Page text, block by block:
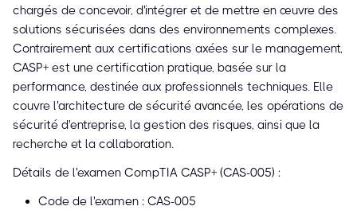
chargés de concevoir, d'intégrer et de mettre en œuvre des
solutions sécurisées dans des environnements complexes.
Contrairement aux certifications axées sur le management,
CASP+ est une certification pratique, basée sur la
performance, destinée aux professionnels techniques. Elle
couvre l'architecture de sécurité avancée, les opérations de
sécurité d'entreprise, la gestion des risques, ainsi que la
recherche et la collaboration.
Détails de l'examen CompTIA CASP+ (CAS-005) :
Code de l'examen : CAS-005